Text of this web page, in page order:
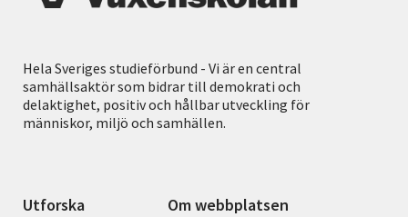
Hela Sveriges studieförbund - Vi är en central
samhällsaktör som bidrar till demokrati och
delaktighet, positiv och hållbar utveckling för
människor, miljö och samhällen.
Utforska Om webbplatsen